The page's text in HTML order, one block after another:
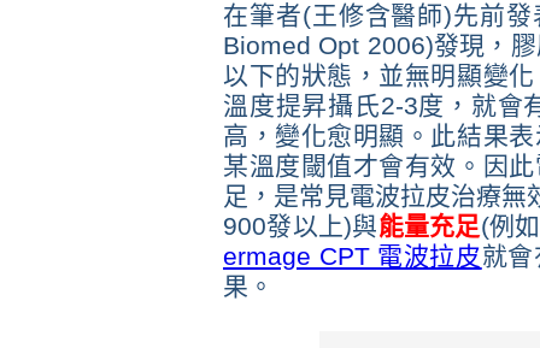
在筆者(王修含醫師)先前
Biomed Opt 2006)發現，
以下的狀態，並無明顯變
溫度提昇攝氏2-3度，就會
高，變化愈明顯。此結果
某溫度閾值才會有效。因
足，是常見電波拉皮治療無
900發以上)與能量充足(例
ermage CPT 電波拉皮就
果。